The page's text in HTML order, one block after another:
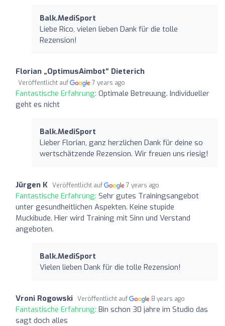
Balk.MediSport
Liebe Rico, vielen lieben Dank für die tolle
Rezension!
Florian „OptimusAimbot“ Dieterich
Veröffentlicht auf 7 years ago
Fantastische Erfahrung: Optimale Betreuung. Individueller
geht es nicht
Balk.MediSport
Lieber Florian, ganz herzlichen Dank für deine so
wertschätzende Rezension. Wir freuen uns riesig!
Jürgen K Veröffentlicht auf 7 years ago
Fantastische Erfahrung: Sehr gutes Trainingsangebot
unter gesundheitlichen Aspekten. Keine stupide
Muckibude. Hier wird Training mit Sinn und Verstand
angeboten.
Balk.MediSport
Vielen lieben Dank für die tolle Rezension!
Vroni Rogowski Veröffentlicht auf 8 years ago
Fantastische Erfahrung: Bin schon 30 jahre im Studio das
sagt doch alles